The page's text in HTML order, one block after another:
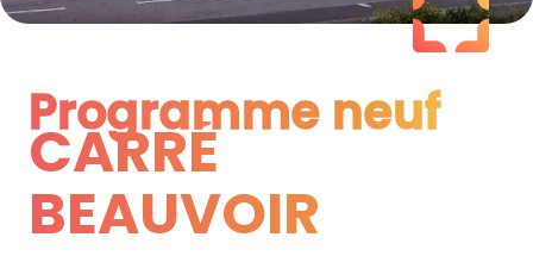
Programme neuf
Programme neuf
CARRÉ
BEAUVOIR